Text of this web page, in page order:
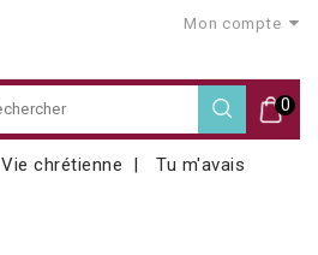
Mon compte
0
Vie chrétienne
Tu m'avais